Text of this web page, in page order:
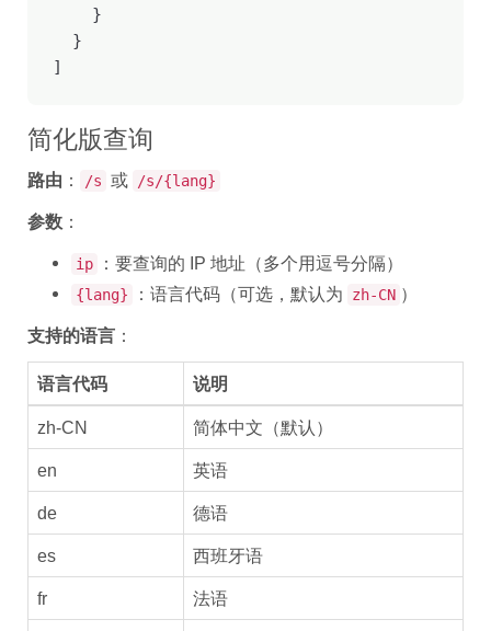
    }
  }
]
简化版查询
路由 ： /s 或 /s/{lang}
参数 ：
ip ：要查询的 IP 地址（多个用逗号分隔）
{lang} ：语言代码（可选，默认为 zh-CN ）
支持的语言 ：
语言代码 说明
zh-CN 简体中文（默认）
en 英语
de 德语
es 西班牙语
fr 法语